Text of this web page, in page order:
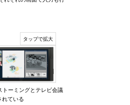
ーミングとテレビ会議
れている